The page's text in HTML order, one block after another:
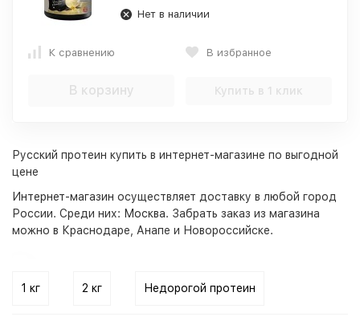
Нет в наличии
К сравнению В избранное
В корзину Купить в 1 клик
Русский протеин купить в интернет-магазине по выгодной
цене
Интернет-магазин осуществляет доставку в любой город
России. Среди них: Москва. Забрать заказ из магазина
можно в Краснодаре, Анапе и Новороссийске.
1 кг 2 кг Недорогой протеин